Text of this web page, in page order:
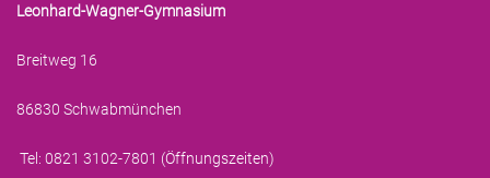
Leonhard-Wagner-Gymnasium
Breitweg 16
86830 Schwabmünchen
Tel: 0821 3102-7801 (Öffnungszeiten)